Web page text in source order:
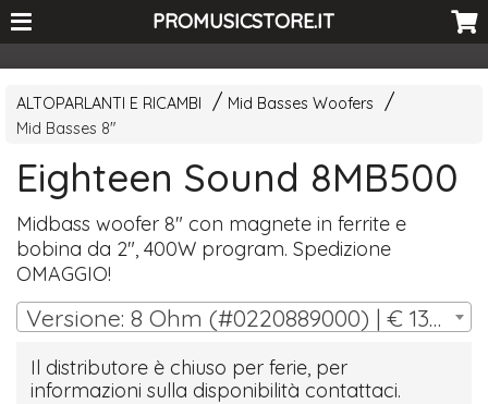
<-- Curio's GSC -->PROMUSICSTORE.IT
ALTOPARLANTI E RICAMBI
Mid Basses Woofers
Mid Basses 8"
Eighteen Sound 8MB500
Midbass woofer 8" con magnete in ferrite e
bobina da 2", 400W program. Spedizione
OMAGGIO!
Versione: 8 Ohm (#0220889000) | € 132,00
Il distributore è chiuso per ferie, per
informazioni sulla disponibilità contattaci.